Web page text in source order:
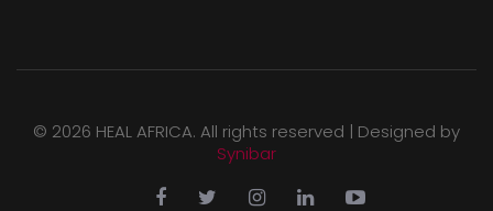
© 2026 HEAL AFRICA. All rights reserved | Designed by
Synibar